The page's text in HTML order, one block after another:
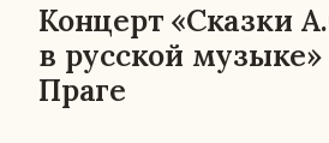
Концерт «Сказки
в русской
Праге